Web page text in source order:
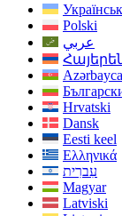
Polski
عربي
Hrvatski
Dansk
Eesti keel
Ελληνικά
עִברִית
Magyar
Latviski